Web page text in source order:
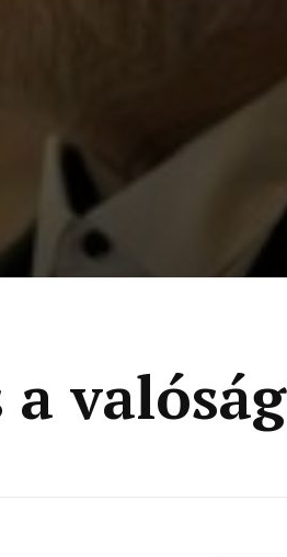
a valóság